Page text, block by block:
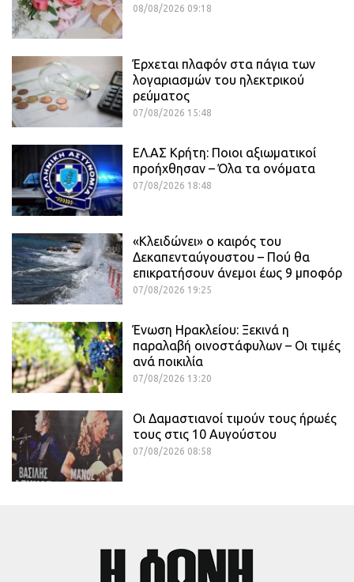
08/08/2026 09:18
Έρχεται πλαφόν στα πάγια των
λογαριασμών του ηλεκτρικού
ρεύματος
07/08/2026 15:48
ΕΛ.ΑΣ Κρήτη: Ποιοι αξιωματικοί
προήχθησαν – Όλα τα ονόματα
07/08/2026 18:48
«Κλειδώνει» ο καιρός του
Δεκαπενταύγουστου – Πού θα
επικρατήσουν άνεμοι έως 9 μποφόρ
07/08/2026 19:25
Ένωση Ηρακλείου: Ξεκινά η
παραλαβή οινοστάφυλων – Οι τιμές
ανά ποικιλία
07/08/2026 13:20
Οι Δαμαστιανοί τιμούν τους ήρωές
τους στις 10 Αυγούστου
07/08/2026 08:58